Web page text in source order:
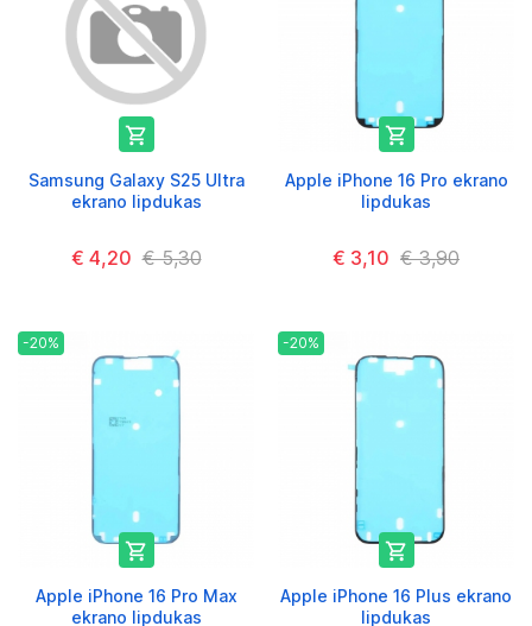

Samsung Galaxy S25 Ultra
ekrano lipdukas
€ 4,20 € 5,30

Apple iPhone 16 Pro ekrano
lipdukas
€ 3,10 € 3,90
-20%

Apple iPhone 16 Pro Max
ekrano lipdukas
-20%

Apple iPhone 16 Plus ekrano
lipdukas